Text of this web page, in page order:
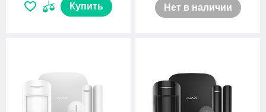
Купить Нет в наличии